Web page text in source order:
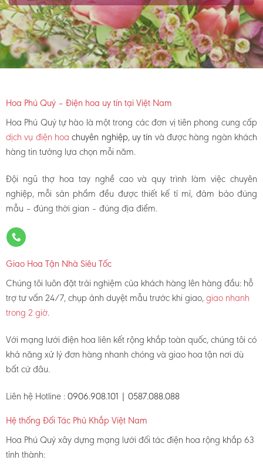
Hoa Phú Quý – Điện hoa uy tín tại Việt Nam
Hoa Phú Quý tự hào là một trong các đơn vị tiên phong cung cấp
dịch vụ điện hoachuyên nghiệp, uy tín và được hàng ngàn khách
hàng tin tưởng lựa chọn mỗi năm.
Đội ngũ thợ hoa tay nghề cao và quy trình làm việc chuyên
nghiệp, mỗi sản phẩm đều được thiết kế tỉ mỉ, đảm bảo đúng
mẫu – đúng thời gian – đúng địa điểm.
Giao Hoa Tận Nhà Siêu Tốc
Chúng tôi luôn đặt trải nghiệm của khách hàng lên hàng đầu: hỗ
trợ tư vấn 24/7, chụp ảnh duyệt mẫu trước khi giao,giao nhanh
trong 2 giờ.
Với mạng lưới điện hoa liên kết rộng khắp toàn quốc, chúng tôi có
khả năng xử lý đơn hàng nhanh chóng và giao hoa tận nơi dù
bất cứ đâu.
Liên hệ Hotline : 0906.908.101 | 0587.088.088
Hệ thống Đối Tác Phủ Khắp Việt Nam
Hoa Phú Quý xây dựng mạng lưới đối tác điện hoa rộng khắp 63
tỉnh thành: